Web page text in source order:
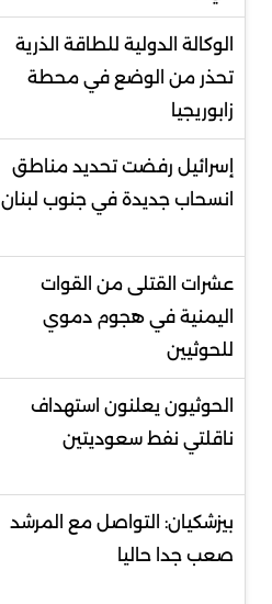
الوكالة الدولية للطاقة الذرية
تحذر من الوضع في محطة
زابوريجيا
إسرائيل رفضت تحديد مناطق
انسحاب جديدة في جنوب لبنان
عشرات القتلى من القوات
اليمنية في هجوم دموي
للحوثيين
الحوثيون يعلنون استهداف
ناقلتي نفط سعوديتين
بيزشكيان: التواصل مع المرشد
صعب جدا حاليا